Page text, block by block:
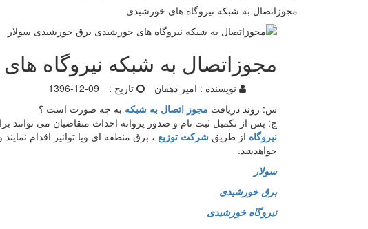
مجوزاتصال به شبکه نیروگاه های خورشیدی
مجوزاتصال به شبکه نیروگاه
نویسنده : امیر دهقان تاریخ :
1396-12-09
س: روند دریافت مجوز اتصال به شبکه به چه صورت است ؟
ج: پس از تکمیل ثبت نام و صدور پروانه احداث متقاضیان می
نیروگاه از طریق شرکت توزیع ، برق منطقه ای ویا توانیر اقدام
خواهدشد.
سولار
برق خورشیدی
نیروگاه خورشیدی